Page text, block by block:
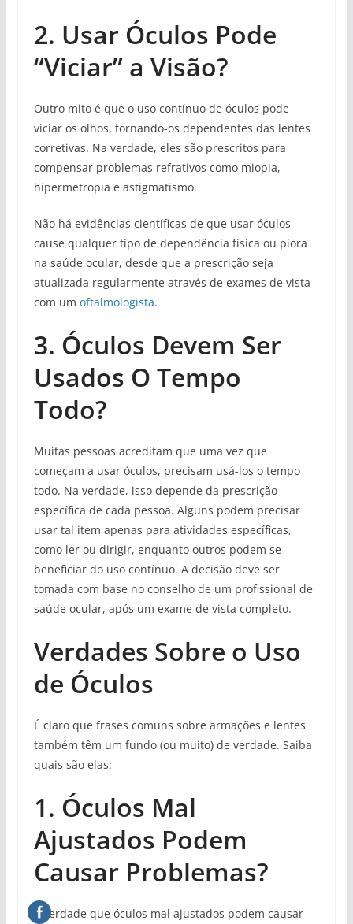
2. Usar Óculos Pode
“Viciar” a Visão?
Outro mito é que o uso contínuo de óculos pode
viciar os olhos, tornando-os dependentes das lentes
corretivas. Na verdade, eles são prescritos para
compensar problemas refrativos como miopia,
hipermetropia e astigmatismo.
Não há evidências científicas de que usar óculos
cause qualquer tipo de dependência física ou piora
na saúde ocular, desde que a prescrição seja
atualizada regularmente através de exames de vista
com um oftalmologista.
3. Óculos Devem Ser
Usados O Tempo
Todo?
Muitas pessoas acreditam que uma vez que
começam a usar óculos, precisam usá-los o tempo
todo. Na verdade, isso depende da prescrição
específica de cada pessoa. Alguns podem precisar
usar tal item apenas para atividades específicas,
como ler ou dirigir, enquanto outros podem se
beneficiar do uso contínuo. A decisão deve ser
tomada com base no conselho de um profissional de
saúde ocular, após um exame de vista completo.
Verdades Sobre o Uso
de Óculos
É claro que frases comuns sobre armações e lentes
também têm um fundo (ou muito) de verdade. Saiba
quais são elas:
1. Óculos Mal
Ajustados Podem
Causar Problemas?
É verdade que óculos mal ajustados podem causar